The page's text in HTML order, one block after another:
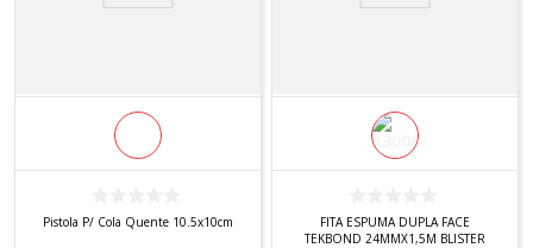
Pistola P/ Cola Quente 10.5x10cm
FITA ESPUMA DUPLA FACE
TEKBOND 24MMX1,5M BLISTER